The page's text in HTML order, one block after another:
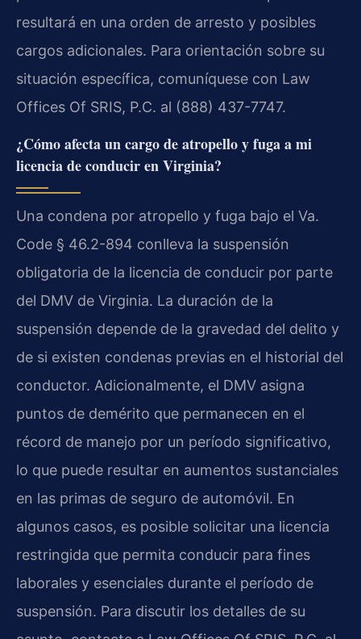
resultará en una orden de arresto y posibles
cargos adicionales. Para orientación sobre su
situación específica, comuníquese con Law
Offices Of SRIS, P.C. al (888) 437-7747.
¿Cómo afecta un cargo de atropello y fuga a mi
licencia de conducir en Virginia?
Una condena por atropello y fuga bajo el Va.
Code § 46.2-894 conlleva la suspensión
obligatoria de la licencia de conducir por parte
del DMV de Virginia. La duración de la
suspensión depende de la gravedad del delito y
de si existen condenas previas en el historial del
conductor. Adicionalmente, el DMV asigna
puntos de demérito que permanecen en el
récord de manejo por un período significativo,
lo que puede resultar en aumentos sustanciales
en las primas de seguro de automóvil. En
algunos casos, es posible solicitar una licencia
restringida que permita conducir para fines
laborales y esenciales durante el período de
suspensión. Para discutir los detalles de su